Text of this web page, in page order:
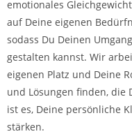
emotionales
auf Deine eigenen
sodass Du Deinen
gestalten kannst. Wir
eigenen Platz und Deine
und Lösungen finden, die
ist es, Deine persönliche
stärken.